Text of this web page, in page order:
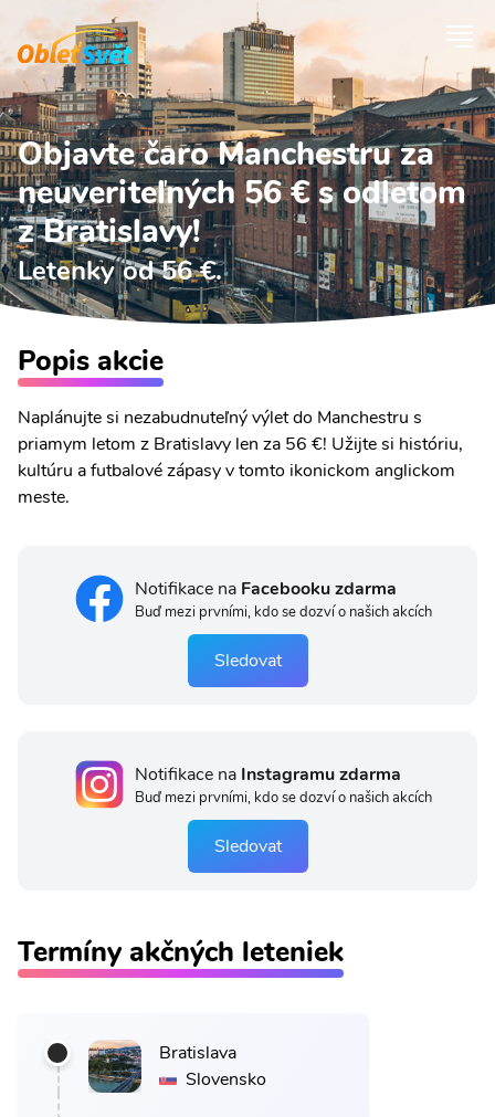
Objavte čaro Manchestru za
neuveriteľných 56 € s odletom
z Bratislavy!
Letenky od 56 €.
Popis akcie
Naplánujte si nezabudnuteľný výlet do Manchestru s
priamym letom z Bratislavy len za 56 €! Užijte si históriu,
kultúru a futbalové zápasy v tomto ikonickom anglickom
meste.
Notifikace na Facebooku zdarma
Buď mezi prvními, kdo se dozví o našich akcích
Sledovat
Notifikace na Instagramu zdarma
Buď mezi prvními, kdo se dozví o našich akcích
Sledovat
Termíny akčných leteniek
Bratislava
Slovensko